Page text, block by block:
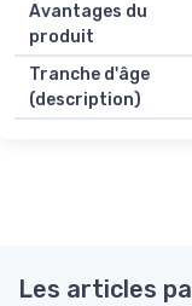
Avantages du
produit
Tranche d'âge
(description)
Les articles